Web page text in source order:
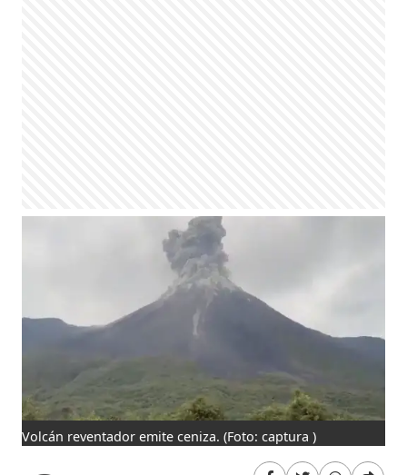
Volcán reventador emite ceniza. (Foto: captura )